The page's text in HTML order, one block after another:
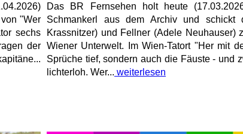
"Wer
sechs
der
Das BR Fernsehen holt heute
Schmankerl aus dem Archiv und schickt
Krassnitzer) und Fellner (Adele Neuhauser)
Wiener Unterwelt. Im Wien-Tatort "Her mit
Sprüche tief, sondern auch die Fäuste - und
lichterloh. Wer... weiterlesen